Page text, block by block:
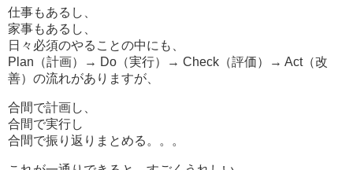
仕事もあるし、
家事もあるし、
日々必須のやることの中にも、
Plan（計画）→ Do（実行）→ Check（評価）→ Act（改
善）の流れがありますが、
合間で計画し、
合間で実行し
合間で振り返りまとめる。。。